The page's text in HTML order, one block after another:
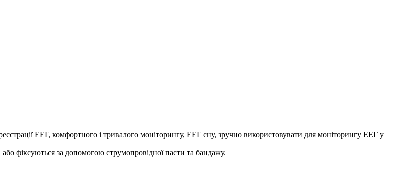
ЕЕГ, комфортного і тривалого моніторингу, ЕЕГ сну, зручно використовувати для моніторингу ЕЕГ у
фіксуються за допомогою струмопровідної пасти та бандажу.